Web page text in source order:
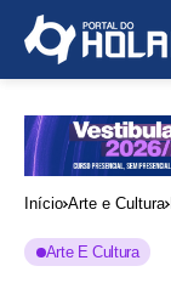
Início Arte e Cultura
Arte E Cultura